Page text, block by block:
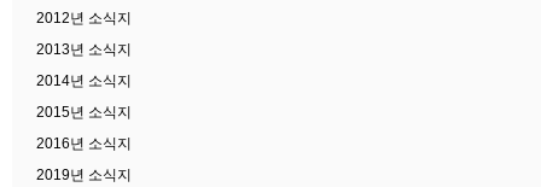
2012년 소식지
2013년 소식지
2014년 소식지
2015년 소식지
2016년 소식지
2019년 소식지